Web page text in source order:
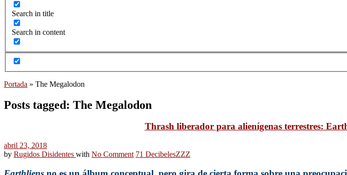
Search in title
Search in content
Portada » The Megalodon
Posts tagged: The Megalodon
Thrash liberador para alienígenas terrestres:
abril 23, 2018
by Rugidos Disidentes with No Comment 71 DecibelesZZZ